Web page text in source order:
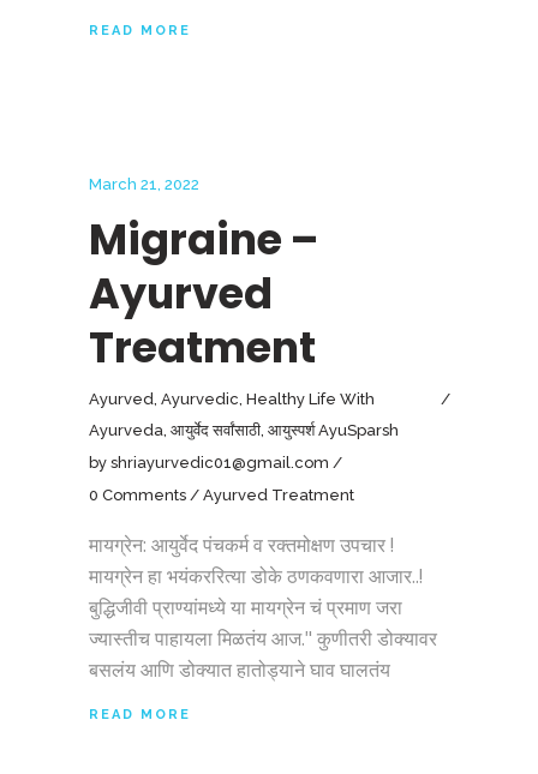
READ MORE
March 21, 2022
Migraine –
Ayurved
Treatment
Ayurved, Ayurvedic, Healthy Life With
Ayurveda, आयुर्वेद सर्वांसाठी, आयुस्पर्श AyuSparsh
by shriayurvedic01@gmail.com
0 Comments
Ayurved Treatment
मायग्रेन: आयुर्वेद पंचकर्म व रक्तमोक्षण उपचार !
मायग्रेन हा भयंकररित्या डोके ठणकवणारा आजार..!
बुद्धिजीवी प्राण्यांमध्ये या मायग्रेन चं प्रमाण जरा
ज्यास्तीच पाहायला मिळतंय आज." कुणीतरी डोक्यावर
बसलंय आणि डोक्यात हातोड्याने घाव घालतंय
READ MORE